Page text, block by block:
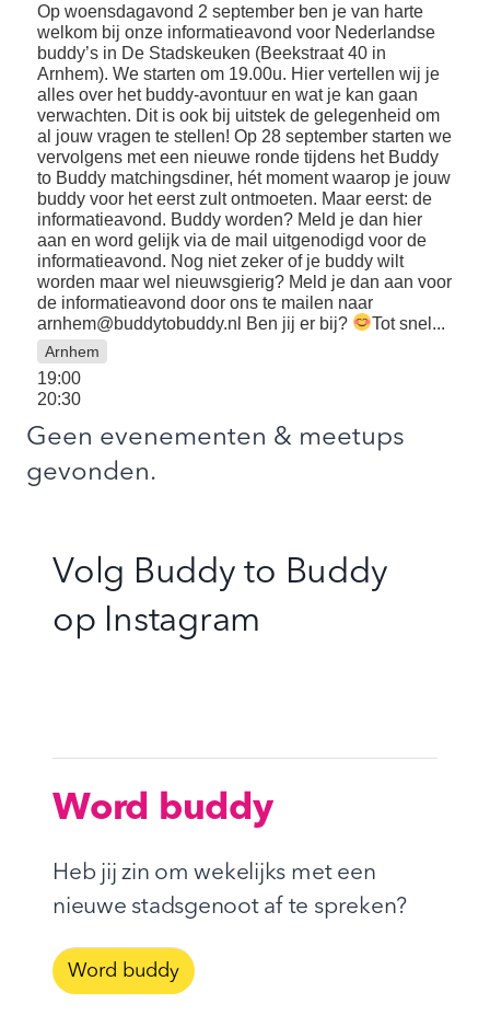
Op woensdagavond 2 september ben je van harte
welkom bij onze informatieavond voor Nederlandse
buddy’s in De Stadskeuken (Beekstraat 40 in
Arnhem). We starten om 19.00u. Hier vertellen wij je
alles over het buddy-avontuur en wat je kan gaan
verwachten. Dit is ook bij uitstek de gelegenheid om
al jouw vragen te stellen! Op 28 september starten we
vervolgens met een nieuwe ronde tijdens het Buddy
to Buddy matchingsdiner, hét moment waarop je jouw
buddy voor het eerst zult ontmoeten. Maar eerst: de
informatieavond. Buddy worden? Meld je dan hier
aan en word gelijk via de mail uitgenodigd voor de
informatieavond. Nog niet zeker of je buddy wilt
worden maar wel nieuwsgierig? Meld je dan aan voor
de informatieavond door ons te mailen naar
arnhem@buddytobuddy.nl Ben jij er bij?
Tot snel...
Arnhem
19:00
20:30
Geen evenementen & meetups
gevonden.
Volg Buddy to Buddy
op Instagram
Word buddy
Heb jij zin om wekelijks met een
nieuwe stadsgenoot af te spreken?
Word buddy